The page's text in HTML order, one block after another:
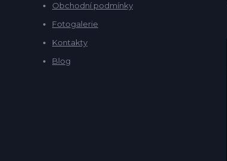
Obchodní podmínky
Fotogalerie
Kontakty
Blog